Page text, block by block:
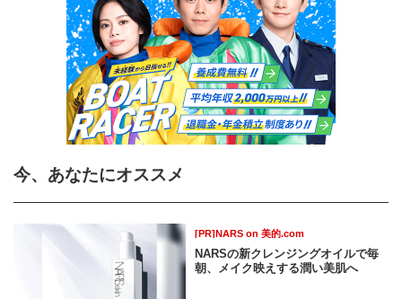
今、あなたにオススメ
[PR]NARS on 美的.com
NARSの新クレンジングオイルで毎
朝、メイク映えする潤い美肌へ